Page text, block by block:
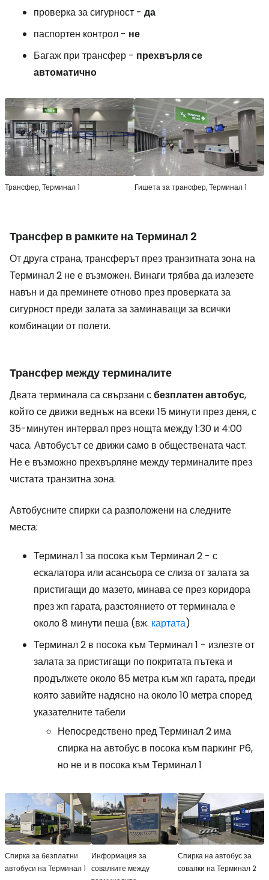
проверка за сигурност - да
паспортен контрол - не
Багаж при трансфер - прехвърля се
автоматично
Трансфер, Терминал 1 Гишета за трансфер, Терминал 1
Трансфер в рамките на Терминал 2
От друга страна, трансферът през транзитната зона на
Терминал 2 не е възможен. Винаги трябва да излезете
навън и да преминете отново през проверката за
сигурност преди залата за заминаващи за всички
комбинации от полети.
Трансфер между терминалите
Двата терминала са свързани сбезплатен автобус,
който се движи веднъж на всеки 15 минути през деня, с
35-минутен интервал през нощта между 1:30 и 4:00
часа. Автобусът се движи само в обществената част.
Не е възможно прехвърляне между терминалите през
чистата транзитна зона.
Автобусните спирки са разположени на следните
места:
Терминал 1 за посока към Терминал 2 - с
ескалатора или асансьора се слиза от залата за
пристигащи до мазето, минава се през коридора
през жп гарата, разстоянието от терминала е
около 8 минути пеша (вж. картата)
Терминал 2 в посока към Терминал 1 - излезте от
залата за пристигащи по покритата пътека и
продължете около 85 метра към жп гарата, преди
която завийте надясно на около 10 метра според
указателните табели
Непосредствено пред Терминал 2 има
спирка на автобус в посока към паркинг P6,
но не и в посока към Терминал 1
Спирка за безплатни
автобуси на Терминал 1
Информация за
совалките между
Спирка на автобус за
совалки на Терминал 2